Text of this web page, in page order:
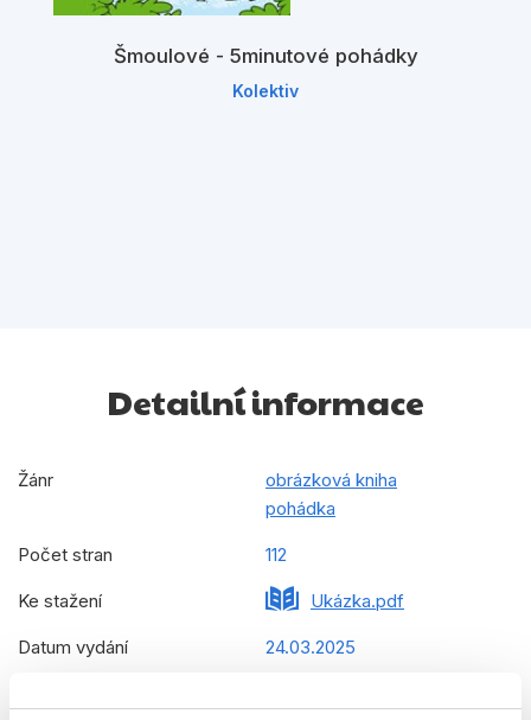
Šmoulové - 5minutové pohádky
Kolektiv
Detailní informace
Žánr
obrázková kniha
pohádka
Počet stran 112
Ke stažení Ukázka.pdf
Datum vydání 24.03.2025